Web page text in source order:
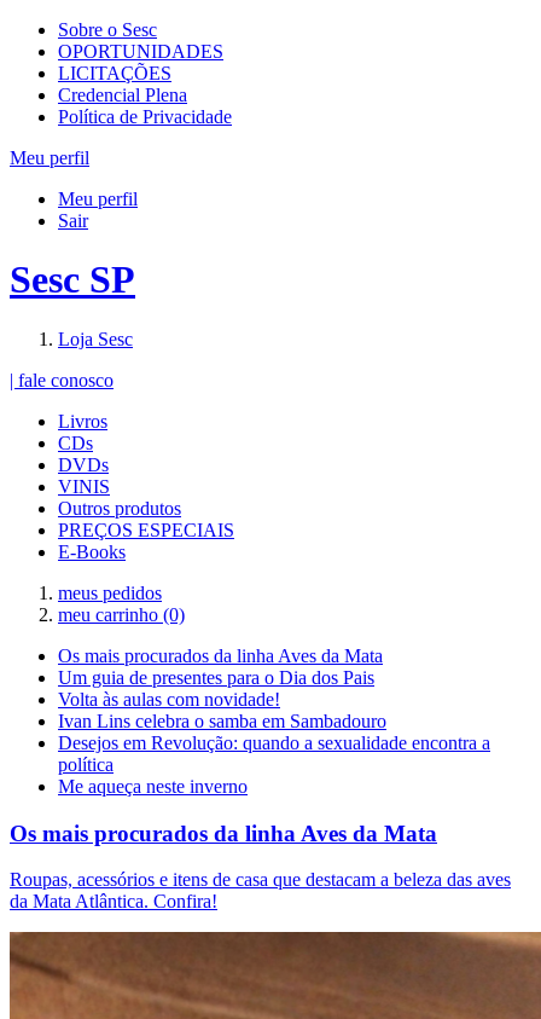
Sobre o Sesc
OPORTUNIDADES
LICITAÇÕES
Credencial Plena
Política de Privacidade
Meu perfil
Meu perfil
Sair
Sesc SP
Loja Sesc
| fale conosco
Livros
CDs
DVDs
VINIS
Outros produtos
PREÇOS ESPECIAIS
E-Books
meus pedidos
meu carrinho (0)
Os mais procurados da linha Aves da Mata
Um guia de presentes para o Dia dos Pais
Volta às aulas com novidade!
Ivan Lins celebra o samba em Sambadouro
Desejos em Revolução: quando a sexualidade encontra a
política
Me aqueça neste inverno
Os mais procurados da linha Aves da Mata
Roupas, acessórios e itens de casa que destacam a beleza das aves
da Mata Atlântica. Confira!